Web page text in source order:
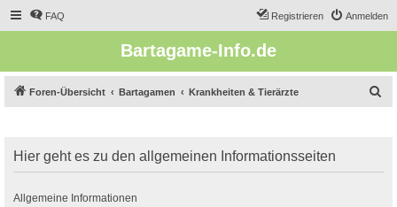
FAQ Anmelden
Registrieren
Bartagame-Info.de
Foren-Übersicht Bartagamen Krankheiten & Tierärzte
e
Hier geht es zu den allgemeinen Informationsseiten
Allgemeine Informationen